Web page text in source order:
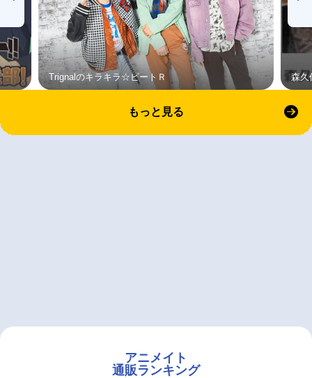
Trignalのキラキラ☆ビートＲ 森久
もっと見る
アニメイト
通販ランキング